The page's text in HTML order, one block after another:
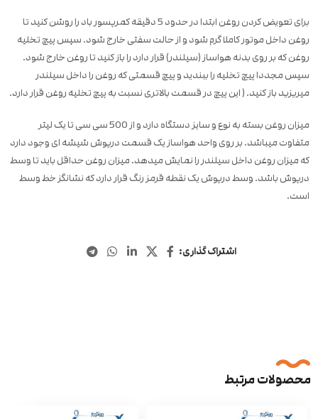
برای تعویض کردن روغن ابتدا در حدود 5 دقیقه کمرپسور باد را روشن کنید تا
روغن داخل موتور کاملا گرم شود و از حالت سفتی خارج شود. سپس پیچ تخلیه
روغن که بر روی بدنه هواساز (سیلندر) قرار دارد را باز کنید تا روغن خارج شود.
سپس مجددا پیچ تخلیه را ببندید و پیچ قسمتی که روغن را داخل سیلندر
میریزید باز کنید. ( این پیچ در قسمت بالاتری نسبت به پیچ تخلیه روغن قرار دارد.
میزان روغن بسته به نوع و سایز دستگاه دارد و از 500 سی سی تا یک لیتر
متفاوت میباشد. بر روی واحد هواساز یک قسمت درپوش شیشه ای وجود دارد
که میزان روغن داخل سیلندر را نمایش میدهد. میزان روغن حداقل باید تا وسط
درپوش باشد. وسط درپوش یک نقطه قرمز رنگ قرار دارد که نشانگز خط وسط
است.
اشتراک گذاری:
محصولات مرتبط